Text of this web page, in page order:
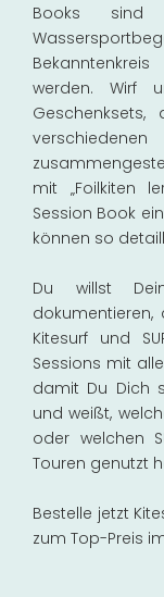
Books sind
werden. Wirf
mit „Foilkiten
Session Book
können so
Du willst
Kitesurf und
Sessions mit
damit Du Dich
und weißt,
oder welchen
Touren genutzt
Bestelle jetzt
zum Top-Preis